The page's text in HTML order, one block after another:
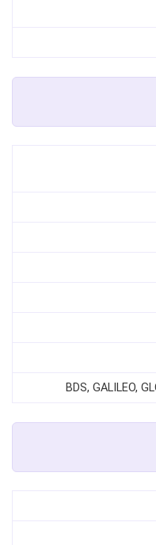
BDS, GALILEO,